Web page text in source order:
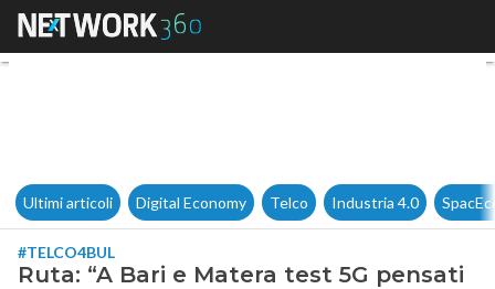
Ruta: “A Bari e Matera test
Ultimi articoli Digital Economy Telco Industria 4.0
#TELCO4BUL
Ruta: “A Bari e Matera test 5G pensati